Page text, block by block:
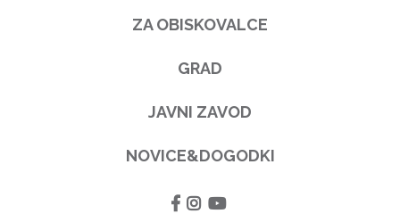
ZA OBISKOVALCE
GRAD
JAVNI ZAVOD
NOVICE&DOGODKI